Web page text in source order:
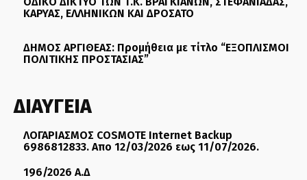
ΚΑΡΥΑΣ, ΕΛΛΗΝΙΚΩΝ ΚΑΙ ΔΡΟΣΑΤΟ
ΔΗΜΟΣ ΑΡΓΙΘΕΑΣ: Προμήθεια με τίτλο “ΕΞΟΠΛΙΣΜΟΙ
ΠΟΛΙΤΙΚΗΣ ΠΡΟΣΤΑΣΙΑΣ”
ΔΙΑΥΓΕΙΑ
ΛΟΓΑΡΙΑΣΜΟΣ COSMOTE Internet Backup
6986812833. Απο 12/03/2026 εως 11/07/2026.
196/2026 Α.Δ